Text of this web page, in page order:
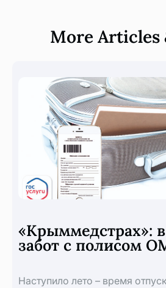
More Articles
«Крыммедстрах»: в
забот с полисом
Наступило лето – время